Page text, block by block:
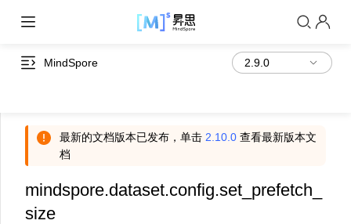
MindSpore
最新的文档版本已发布，单击 2.10.0 查看最新版本文
档
mindspore.dataset.config.set_prefetch_
size